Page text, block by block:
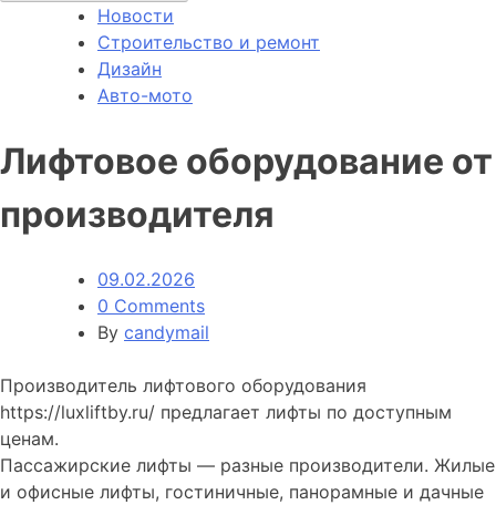
Новости
Строительство и ремонт
Дизайн
Авто-мото
Лифтовое оборудование от
производителя
09.02.2026
0 Comments
By candymail
Производитель лифтового оборудования
https://luxliftby.ru/ предлагает лифты по доступным
ценам.
Пассажирские лифты — разные производители. Жилые
и офисные лифты, гостиничные, панорамные и дачные